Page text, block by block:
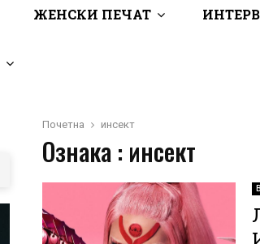
ЖЕНСКИ ПЕЧАТ
Почетна инсект
Ознака : инсект